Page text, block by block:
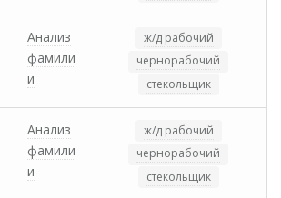
Анализ
фамили
и
ж/д рабочий
чернорабочий
стекольщик
Анализ
фамили
и
ж/д рабочий
чернорабочий
стекольщик